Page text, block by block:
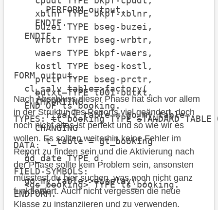
PERFORM output.
ENDIF.
ENDIF.
FORM output.
cl_salv_table=>factory(
IMPORTING
r_salv_table = go_my_table
CHANGING
t_table = gt_booking
).
go_my_table->display( ).
ENDFORM.
xblnr TYPE bkpf-xblnr,
buzei TYPE bseg-buzei,
wrbtr TYPE bseg-wrbtr,
waers TYPE bkpf-waers,
kostl TYPE bseg-kostl,
prctr TYPE bseg-prctr,
butxt TYPE t001-butxt,
END OF ts_booking.
TYPES: tt_booking TYPE STANDARD
DATA:
gd_date TYPE d.
FIELD-SYMBOLS:
<gs_booking> TYPE ts_booking.
Nach Abschluss dieser Phase hat sich vor allem
in der Struktur des Reports viel geändert, doch
noch nicht alles ist perfekt und so wie wir es
wollen. Es sollten weiterhin keine Fehler im
Report zu finden sein und die Aktivierung nach
der Phase sollte kein Problem sein, ansonsten
müsstest du hier suchen, was noch nicht ganz
funktioniert. Auch nicht vergessen die neue
Klasse zu instanziieren und zu verwenden.